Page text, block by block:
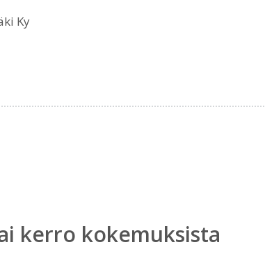
Ky
kerro kokemuksista